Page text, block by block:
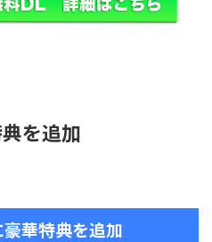
を追加
華特典を追加